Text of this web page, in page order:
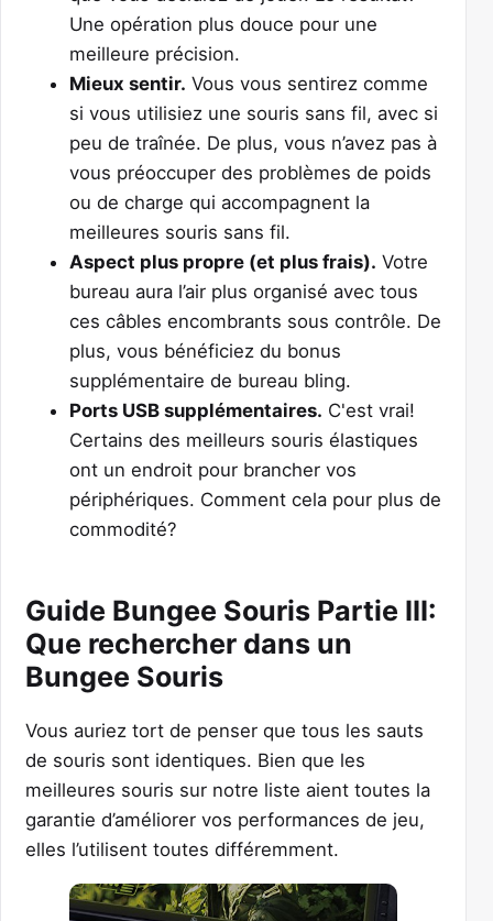
Une opération plus douce pour une
meilleure précision.
Mieux sentir. Vous vous sentirez comme
si vous utilisiez une souris sans fil, avec si
peu de traînée. De plus, vous n’avez pas à
vous préoccuper des problèmes de poids
ou de charge qui accompagnent la
meilleures souris sans fil.
Aspect plus propre (et plus frais). Votre
bureau aura l’air plus organisé avec tous
ces câbles encombrants sous contrôle. De
plus, vous bénéficiez du bonus
supplémentaire de bureau bling.
Ports USB supplémentaires. C'est vrai!
Certains des meilleurs souris élastiques
ont un endroit pour brancher vos
périphériques. Comment cela pour plus de
commodité?
Guide Bungee Souris Partie III:
Que rechercher dans un
Bungee Souris
Vous auriez tort de penser que tous les sauts
de souris sont identiques. Bien que les
meilleures souris sur notre liste aient toutes la
garantie d’améliorer vos performances de jeu,
elles l’utilisent toutes différemment.